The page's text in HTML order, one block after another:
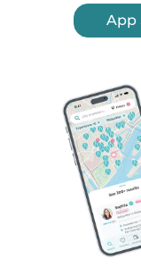
App